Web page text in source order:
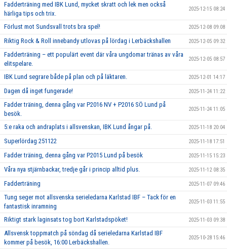
Fadderträning med IBK Lund, mycket skratt och lek men också
härliga tips och trix.
2025-12-15 08:24
Förlust mot Sundsvall trots bra spel! 2025-12-08 09:08
Riktig Rock & Roll innebandy utlovas på lördag i Lerbäckshallen 2025-12-05 09:32
Fadderträning – ett populärt event där våra ungdomar tränas av våra
elitspelare.
2025-12-05 08:57
IBK Lund segrare både på plan och på läktaren. 2025-12-01 14:17
Dagen då inget fungerade! 2025-11-24 11:22
Fadder träning, denna gång var P2016 NV + P2016 SÖ Lund på
besök.
2025-11-24 11:05
5:e raka och andraplats i allsvenskan, IBK Lund ångar på. 2025-11-18 20:04
Superlördag 251122 2025-11-18 17:51
Fadder träning, denna gång var P2015 Lund på besök 2025-11-15 15:23
Våra nya stjärnbackar, tredje går i princip alltid plus. 2025-11-12 08:35
Fadderträning 2025-11-07 09:46
Tung seger mot allsvenska serieledarna Karlstad IBF – Tack för en
fantastisk inramning
2025-11-03 11:55
Riktigt stark laginsats tog bort Karlstadspöket! 2025-11-03 09:38
Allsvensk toppmatch på söndag då serieledarna Karlstad IBF
kommer på besök, 16:00 Lerbäckshallen.
2025-10-28 15:46